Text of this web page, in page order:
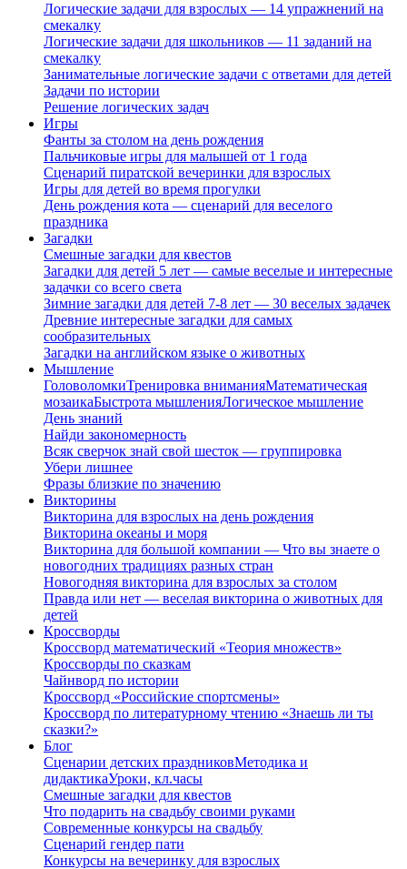
Логические задачи для взрослых — 14 упражнений на
смекалку
Логические задачи для школьников — 11 заданий на
смекалку
Занимательные логические задачи с ответами для детей
Задачи по истории
Решение логических задач
Игры
Фанты за столом на день рождения
Пальчиковые игры для малышей от 1 года
Сценарий пиратской вечеринки для взрослых
Игры для детей во время прогулки
День рождения кота — сценарий для веселого
праздника
Загадки
Смешные загадки для квестов
Загадки для детей 5 лет — самые веселые и интересные
задачки со всего света
Зимние загадки для детей 7-8 лет — 30 веселых задачек
Древние интересные загадки для самых
сообразительных
Загадки на английском языке о животных
Мышление
ГоловоломкиТренировка вниманияМатематическая
мозаикаБыстрота мышленияЛогическое мышление
День знаний
Найди закономерность
Всяк сверчок знай свой шесток — группировка
Убери лишнее
Фразы близкие по значению
Викторины
Викторина для взрослых на день рождения
Викторина океаны и моря
Викторина для большой компании — Что вы знаете о
новогодних традициях разных стран
Новогодняя викторина для взрослых за столом
Правда или нет — веселая викторина о животных для
детей
Кроссворды
Кроссворд математический «Теория множеств»
Кроссворды по сказкам
Чайнворд по истории
Кроссворд «Российские спортсмены»
Кроссворд по литературному чтению «Знаешь ли ты
сказки?»
Блог
Сценарии детских праздниковМетодика и
дидактикаУроки, кл.часы
Смешные загадки для квестов
Что подарить на свадьбу своими руками
Современные конкурсы на свадьбу
Сценарий гендер пати
Конкурсы на вечеринку для взрослых